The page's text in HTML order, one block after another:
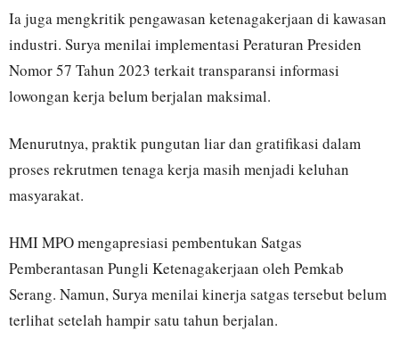
Ia juga mengkritik pengawasan ketenagakerjaan di kawasan
industri. Surya menilai implementasi Peraturan Presiden
Nomor 57 Tahun 2023 terkait transparansi informasi
lowongan kerja belum berjalan maksimal.
Menurutnya, praktik pungutan liar dan gratifikasi dalam
proses rekrutmen tenaga kerja masih menjadi keluhan
masyarakat.
HMI MPO mengapresiasi pembentukan Satgas
Pemberantasan Pungli Ketenagakerjaan oleh Pemkab
Serang. Namun, Surya menilai kinerja satgas tersebut belum
terlihat setelah hampir satu tahun berjalan.